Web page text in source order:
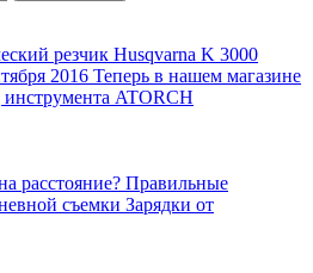
резчик Husqvarna K 3000
2016 Теперь в нашем магазине
ATORCH
расстояние? Правильные
съемки Зарядки от